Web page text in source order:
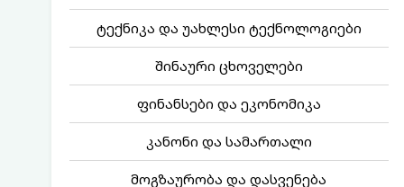
ტექნიკა და უახლესი ტექნოლოგიები
შინაური ცხოველები
ფინანსები და ეკონომიკა
კანონი და სამართალი
მოგზაურობა და დასვენება